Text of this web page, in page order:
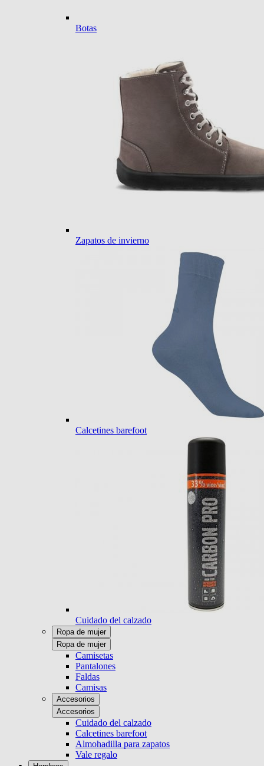
Botas
Zapatos de invierno
Calcetines barefoot
Cuidado del calzado
Ropa de mujer
Ropa de mujer
Camisetas
Pantalones
Faldas
Camisas
Accesorios
Accesorios
Cuidado del calzado
Calcetines barefoot
Almohadilla para zapatos
Vale regalo